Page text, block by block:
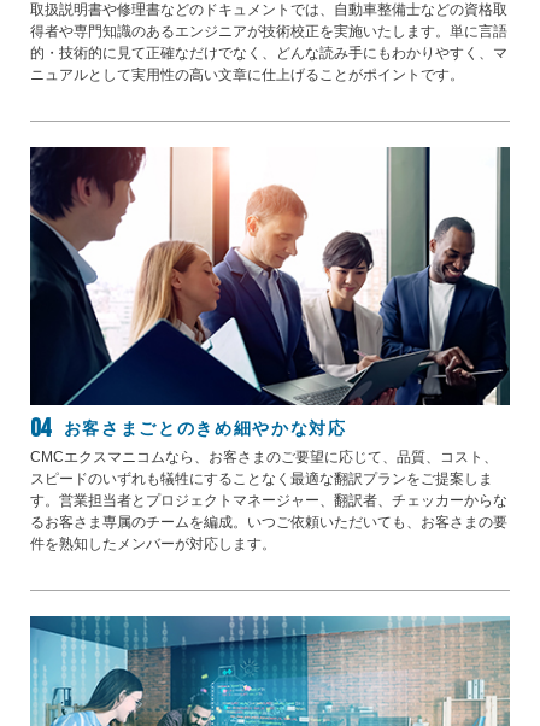
取扱説明書や修理書などのドキュメントでは、自動車整備士などの資格取
得者や専門知識のあるエンジニアが技術校正を実施いたします。単に言語
的・技術的に見て正確なだけでなく、どんな読み手にもわかりやすく、マ
ニュアルとして実用性の高い文章に仕上げることがポイントです。
お客さまごとのきめ細やかな対応
CMCエクスマニコムなら、お客さまのご要望に応じて、品質、コスト、
スピードのいずれも犠牲にすることなく最適な翻訳プランをご提案しま
す。営業担当者とプロジェクトマネージャー、翻訳者、チェッカーからな
るお客さま専属のチームを編成。いつご依頼いただいても、お客さまの要
件を熟知したメンバーが対応します。